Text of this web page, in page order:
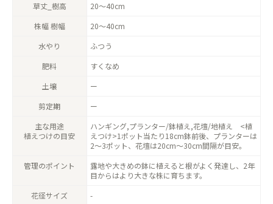
草丈_樹高
20〜40cm
株幅 樹幅
20〜40cm
水やり
ふつう
肥料
すくなめ
土壌
ー
剪定期
ー
主な用途
植えつけの目安
ハンギング,プランター/鉢植え,花壇/地植え <植
えつけ>1ポット当たり18cm鉢前後、プランターは
2〜3ポット、花壇は20cm〜30cm間隔が目安。
管理のポイント
露地や大きめの鉢に植えると根がよく発達し、2年
目からはより大きな株に育ちます。
花径サイズ
-